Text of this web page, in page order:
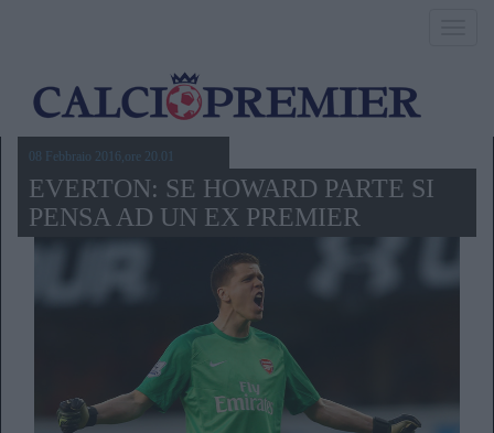
08 Febbraio 2016,ore 20.01
EVERTON: SE HOWARD PARTE SI
PENSA AD UN EX PREMIER